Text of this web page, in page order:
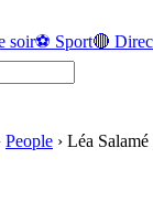
soir⚽ Sport🔴
People › Léa